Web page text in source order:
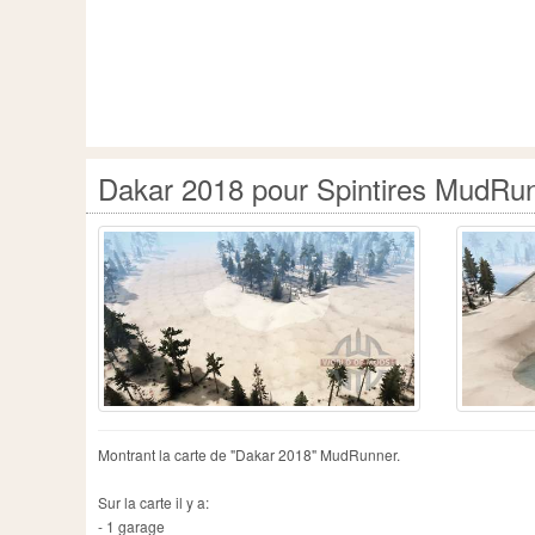
Dakar 2018 pour Spintires
Montrant la carte de "Dakar 2018" MudRunner.
Sur la carte il y a:
- 1 garage